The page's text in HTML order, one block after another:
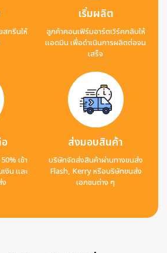
สกรีนให้
เริ่มผลิต
ลูกค้าคอนเฟิร์มอาร์ตเวิร์คกลับให้
แอดมิน เพื่อดำเนินการผลิตต่อจน
เสร็จ
เข้า
งิน และ
ส่งมอบสินค้า
บริษัทจัดส่งสินค้าผ่านทางขนส่ง
Flash, Kerry หรือบริษัทขนส่ง
เอกชนต่าง ๆ